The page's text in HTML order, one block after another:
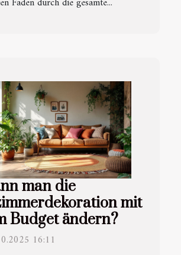
man die
mit
Budget ändern?
16:11